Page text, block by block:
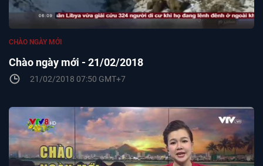
Chào ngày mới - 21/02/2018
CHÀO NGÀY MỚI
21/02/2018 07:50 GMT+7